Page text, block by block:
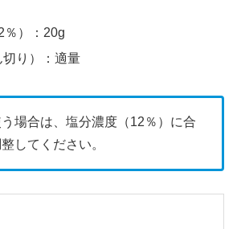
％）：20g
り）：適量
場合は、塩分濃度（12％）に合
してください。